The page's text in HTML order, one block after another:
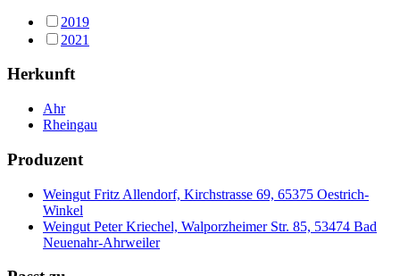
2019
2021
Herkunft
Ahr
Rheingau
Produzent
Weingut Fritz Allendorf, Kirchstrasse 69, 65375 Oestrich-
Winkel
Weingut Peter Kriechel, Walporzheimer Str. 85, 53474 Bad
Neuenahr-Ahrweiler